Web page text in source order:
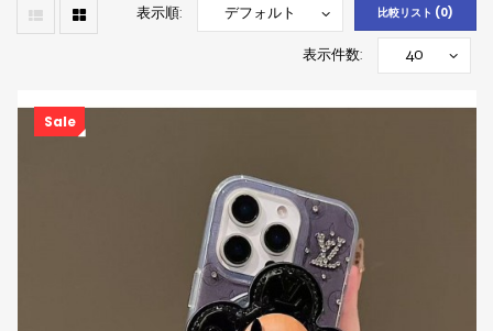
比較リスト (0)
表示順:
表示件数:
Sale